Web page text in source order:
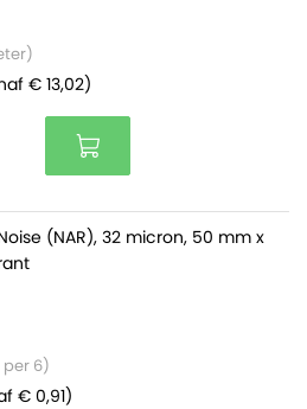
€ 13,02)
(NAR), 32 micron, 50 mm x
6)
€ 0,91)